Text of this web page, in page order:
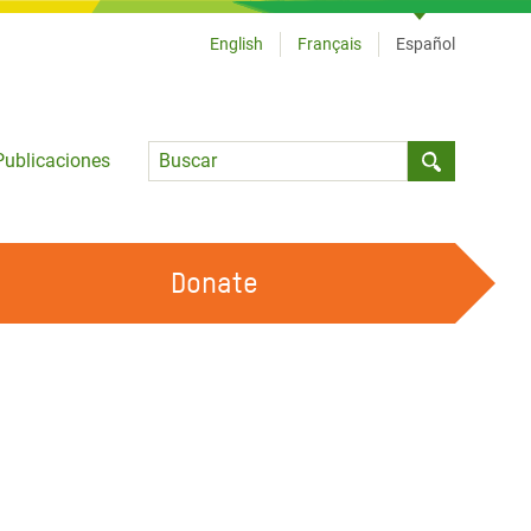
Language
English Français Español
Donate